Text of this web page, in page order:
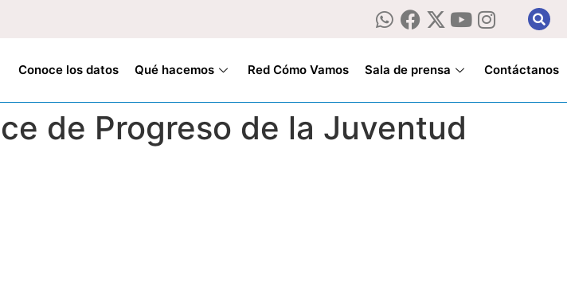
Conoce los datos Qué hacemos Red Cómo Vamos Sala de prensa Contáctanos
de Progreso de la Juventud